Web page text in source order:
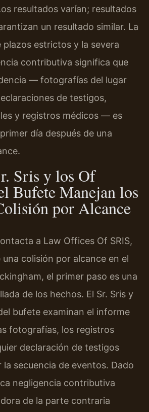
resultados varían; resultados
un resultado similar. La
estrictos y la severa
contributiva significa que
— fotografías del lugar
de testigos,
y registros médicos — es
día después de una
Sris y los Of
Bufete Manejan los
por Alcance
a Law Offices Of SRIS,
una colisión por alcance en el
el primer paso es una
de los hechos. El Sr. Sris y
bufete examinan el informe
fotografías, los registros
declaración de testigos
secuencia de eventos. Dado
negligencia contributiva
de la parte contraria